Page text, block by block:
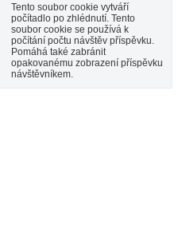
Tento soubor cookie vytváří
počítadlo po zhlédnutí. Tento
soubor cookie se používá k
počítání počtu návštěv příspěvku.
Pomáhá také zabránit
opakovanému zobrazení příspěvku
návštěvníkem.